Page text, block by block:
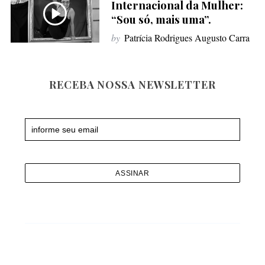
f
o
r
Internacional da Mulher:
“Sou só, mais uma”.
by Patrícia Rodrigues Augusto Carra
RECEBA NOSSA NEWSLETTER